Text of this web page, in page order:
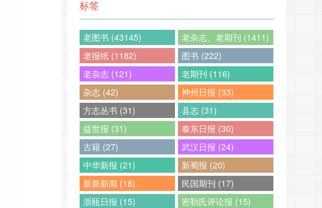
标签
老图书 (43145)
老杂志、老期刊 (1411)
老报纸 (1182)
图书 (222)
老杂志 (121)
老期刊 (116)
杂志 (42)
神州日报 (33)
方志丛书 (31)
县志 (31)
益世报 (31)
泰东日报 (30)
古籍 (27)
武汉日报 (24)
中华新报 (21)
新蜀报 (20)
新新新闻 (18)
民国期刊 (17)
浙瓯日报 (15)
密勒氏评论报 (15)